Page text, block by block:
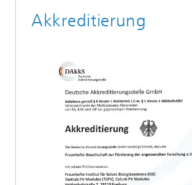
Akkreditierung